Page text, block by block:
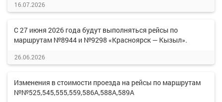
16.07.2026
С 27 июня 2026 года будут выполняться рейсы по
маршрутам №8944 и №9298 «Красноярск — Кызыл».
26.06.2026
Изменения в стоимости проезда на рейсы по маршрутам
№№525,545,555,559,586А,588А,589А